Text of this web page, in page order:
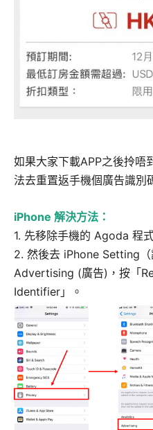
如果大家下載APP之後拎唔
法去重置返手機個廣告識別
iPhone 解決方法：
1. 先移除手機的 Agoda 程
2. 然後去 iPhone Setting
Advertising (廣告)，按「
Identifier」。